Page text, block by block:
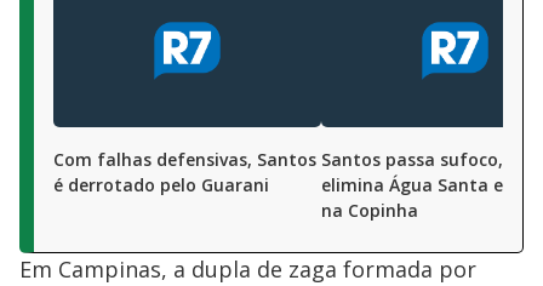
Com falhas defensivas, Santos
é derrotado pelo Guarani
Santos passa sufoco, mas
elimina Água Santa e
na Copinha
Em Campinas, a dupla de zaga formada por